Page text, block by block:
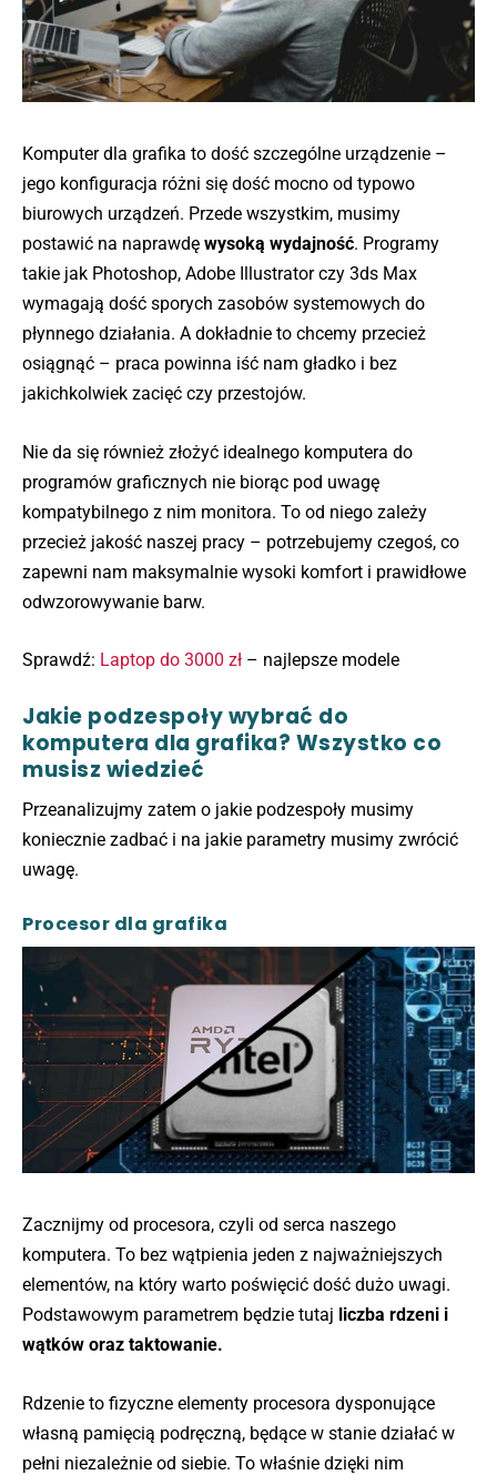
Komputer dla grafika to dość szczególne urządzenie –
jego konfiguracja różni się dość mocno od typowo
biurowych urządzeń. Przede wszystkim, musimy
postawić na naprawdę wysoką wydajność. Programy
takie jak Photoshop, Adobe Illustrator czy 3ds Max
wymagają dość sporych zasobów systemowych do
płynnego działania. A dokładnie to chcemy przecież
osiągnąć – praca powinna iść nam gładko i bez
jakichkolwiek zacięć czy przestojów.
Nie da się również złożyć idealnego komputera do
programów graficznych nie biorąc pod uwagę
kompatybilnego z nim monitora. To od niego zależy
przecież jakość naszej pracy – potrzebujemy czegoś, co
zapewni nam maksymalnie wysoki komfort i prawidłowe
odwzorowywanie barw.
Sprawdź: Laptop do 3000 zł – najlepsze modele
Jakie podzespoły wybrać do
komputera dla grafika? Wszystko co
musisz wiedzieć
Przeanalizujmy zatem o jakie podzespoły musimy
koniecznie zadbać i na jakie parametry musimy zwrócić
uwagę.
Procesor dla grafika
Zacznijmy od procesora, czyli od serca naszego
komputera. To bez wątpienia jeden z najważniejszych
elementów, na który warto poświęcić dość dużo uwagi.
Podstawowym parametrem będzie tutaj liczba rdzeni i
wątków oraz taktowanie.
Rdzenie to fizyczne elementy procesora dysponujące
własną pamięcią podręczną, będące w stanie działać w
pełni niezależnie od siebie. To właśnie dzięki nim